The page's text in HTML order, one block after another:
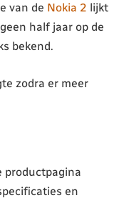
van de Nokia 2 lijkt
half jaar op de
bekend.
zodra er meer
productpagina
en